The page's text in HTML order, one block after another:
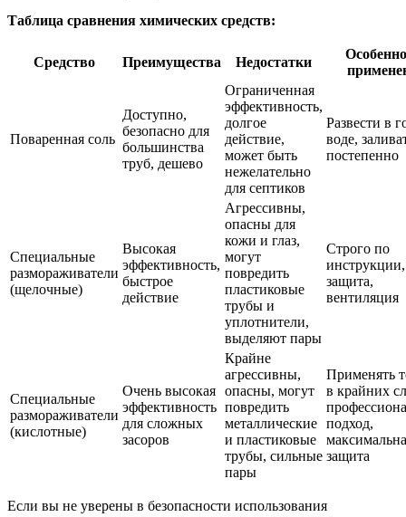
Таблица сравнения химических средств:
Средство Преимущества Недостатки
Поваренная соль
Доступно,
безопасно для
большинства
труб, дешево
Ограниченная
эффективность,
долгое
действие,
может быть
нежелательно
для септиков
Развести в
воде,
постепенно
Специальные
размораживатели
(щелочные)
Высокая
эффективность,
быстрое
действие
Агрессивны,
опасны для
кожи и глаз,
могут
повредить
пластиковые
трубы и
уплотнители,
выделяют пары
Строго по
инструкции,
защита,
вентиляция
Специальные
размораживатели
(кислотные)
Очень высокая
эффективность
для сложных
засоров
Крайне
агрессивны,
опасны, могут
повредить
металлические
и пластиковые
трубы, сильные
пары
Применять
в крайних
подход,
защита
Если вы не уверены в безопасности использования